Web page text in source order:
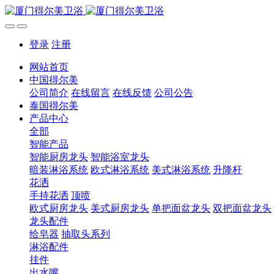
登录 注册
网站首页
中国得尔美
公司简介 在线留言 在线反馈 公司公告
泰国得尔美
产品中心
全部
智能产品
智能厨房龙头 智能浴室龙头
暗装淋浴系统 欧式淋浴系统 美式淋浴系统 升降杆
花洒
手持花洒 顶喷
欧式厨房龙头 美式厨房龙头 单把面盆龙头 双把面盆龙头
龙头配件
给皂器 抽取头系列
淋浴配件
挂件